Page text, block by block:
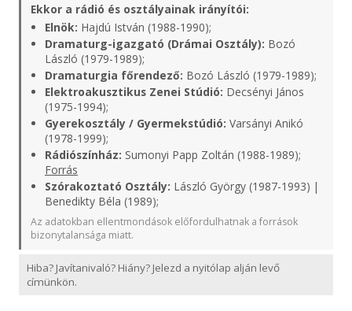
Ekkor a rádió és osztályainak irányítói:
Elnök: Hajdú István (1988-1990);
Dramaturg-igazgató (Drámai Osztály): Bozó
László (1979-1989);
Dramaturgia főrendező: Bozó László (1979-1989);
Elektroakusztikus Zenei Stúdió: Decsényi János
(1975-1994);
Gyerekosztály / Gyermekstúdió: Varsányi Anikó
(1978-1999);
Rádiószínház: Sumonyi Papp Zoltán (1988-1989);
Forrás
Szórakoztató Osztály: László György (1987-1993) |
Benedikty Béla (1989);
Az adatokban ellentmondások előfordulhatnak a források
bizonytalansága miatt.
Hiba? Javítanivaló? Hiány? Jelezd a nyitólap alján levő
címünkön.